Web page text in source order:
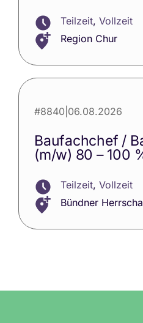
Teilzeit, Vollzeit
Region Chur
#8840 06.08.2026
Baufachchef /
(m/w) 80 – 100
Teilzeit, Vollzeit
Bündner